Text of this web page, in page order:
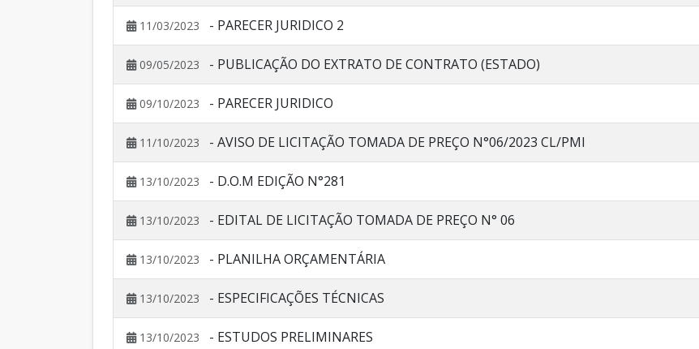
11/03/2023 - PARECER JURIDICO 2
09/05/2023 - PUBLICAÇÃO DO EXTRATO DE CONTRATO (ESTADO)
09/10/2023 - PARECER JURIDICO
11/10/2023 - AVISO DE LICITAÇÃO TOMADA DE PREÇO N°06/2023 CL/PMI
13/10/2023 - D.O.M EDIÇÃO N°281
13/10/2023 - EDITAL DE LICITAÇÃO TOMADA DE PREÇO N° 06
13/10/2023 - PLANILHA ORÇAMENTÁRIA
13/10/2023 - ESPECIFICAÇÕES TÉCNICAS
13/10/2023 - ESTUDOS PRELIMINARES